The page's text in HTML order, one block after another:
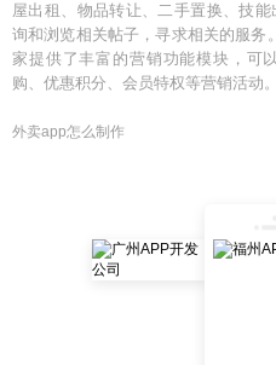
屋出租、物品转让、二手置换、技
询和浏览相关帖子，寻求相关的服务
家提供了丰富的营销功能模块，可
购、优惠积分、会员特权等营销活动。
外卖app怎么制作